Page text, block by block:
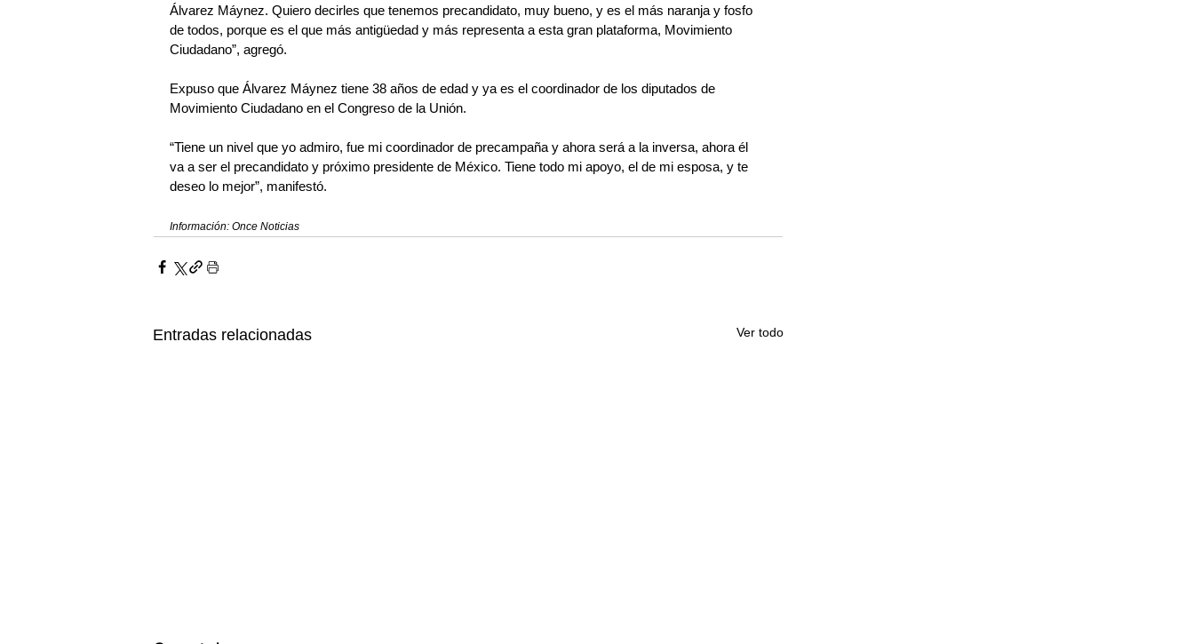
Álvarez Máynez. Quiero decirles que tenemos precandidato, muy bueno, y es el más naranja y fosfo
de todos, porque es el que más antigüedad y más representa a esta gran plataforma, Movimiento
Ciudadano”, agregó.
Expuso que Álvarez Máynez tiene 38 años de edad y ya es el coordinador de los diputados de
Movimiento Ciudadano en el Congreso de la Unión.
“Tiene un nivel que yo admiro, fue mi coordinador de precampaña y ahora será a la inversa, ahora él
va a ser el precandidato y próximo presidente de México. Tiene todo mi apoyo, el de mi esposa, y te
deseo lo mejor”, manifestó.
Información: Once Noticias
Entradas relacionadas Ver todo